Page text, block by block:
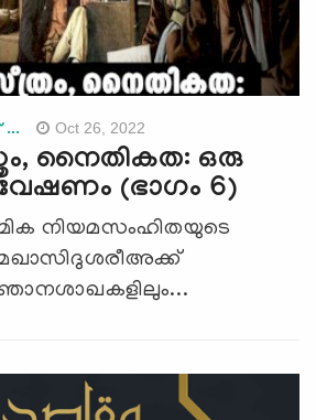
Oct 26, 2022
നൈതികത: ഒരു
(ഭാഗം 6)
നിയമസംഹിതയുടെ